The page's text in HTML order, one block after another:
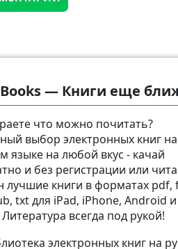
— Книги еще
что можно почитать?
выбор электронных книг на
языке на любой вкус - качай
и без регистрации или
лучшие книги в форматах pdf,
txt для iPad, iPhone, Android и
всегда под рукой!
электронных книг на